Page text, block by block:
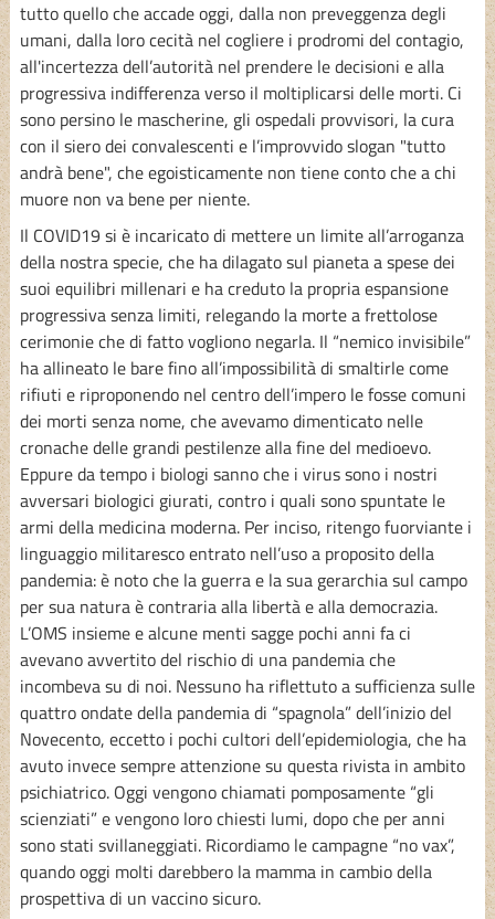
tutto quello che accade oggi, dalla non preveggenza degli
umani, dalla loro cecità nel cogliere i prodromi del contagio,
all'incertezza dell’autorità nel prendere le decisioni e alla
progressiva indifferenza verso il moltiplicarsi delle morti. Ci
sono persino le mascherine, gli ospedali provvisori, la cura
con il siero dei convalescenti e l’improvvido slogan "tutto
andrà bene", che egoisticamente non tiene conto che a chi
muore non va bene per niente.
Il COVID19 si è incaricato di mettere un limite all’arroganza
della nostra specie, che ha dilagato sul pianeta a spese dei
suoi equilibri millenari e ha creduto la propria espansione
progressiva senza limiti, relegando la morte a frettolose
cerimonie che di fatto vogliono negarla. Il “nemico invisibile”
ha allineato le bare fino all’impossibilità di smaltirle come
rifiuti e riproponendo nel centro dell’impero le fosse comuni
dei morti senza nome, che avevamo dimenticato nelle
cronache delle grandi pestilenze alla fine del medioevo.
Eppure da tempo i biologi sanno che i virus sono i nostri
avversari biologici giurati, contro i quali sono spuntate le
armi della medicina moderna. Per inciso, ritengo fuorviante i
linguaggio militaresco entrato nell’uso a proposito della
pandemia: è noto che la guerra e la sua gerarchia sul campo
per sua natura è contraria alla libertà e alla democrazia.
L’OMS insieme e alcune menti sagge pochi anni fa ci
avevano avvertito del rischio di una pandemia che
incombeva su di noi. Nessuno ha riflettuto a sufficienza sulle
quattro ondate della pandemia di “spagnola” dell’inizio del
Novecento, eccetto i pochi cultori dell’epidemiologia, che ha
avuto invece sempre attenzione su questa rivista in ambito
psichiatrico. Oggi vengono chiamati pomposamente “gli
scienziati” e vengono loro chiesti lumi, dopo che per anni
sono stati svillaneggiati. Ricordiamo le campagne “no vax”,
quando oggi molti darebbero la mamma in cambio della
prospettiva di un vaccino sicuro.